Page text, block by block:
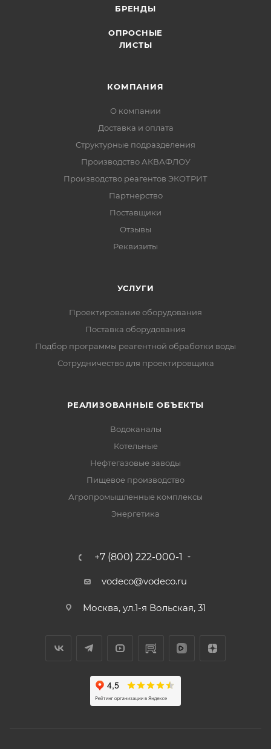
БРЕНДЫ
ОПРОСНЫЕ
ЛИСТЫ
КОМПАНИЯ
О компании
Доставка и оплата
Структурные подразделения
Производство АКВАФЛОУ
Производство реагентов ЭКОТРИТ
Партнерство
Поставщики
Отзывы
Реквизиты
УСЛУГИ
Проектирование оборудования
Поставка оборудования
Подбор программы реагентной обработки воды
Сотрудничество для проектировщика
РЕАЛИЗОВАННЫЕ ОБЪЕКТЫ
Водоканалы
Котельные
Нефтегазовые заводы
Пищевое производство
Агропромышленные комплексы
Энергетика
+7 (800) 222-000-1
vodeco@vodeco.ru
Москва, ул.1-я Вольская, 31